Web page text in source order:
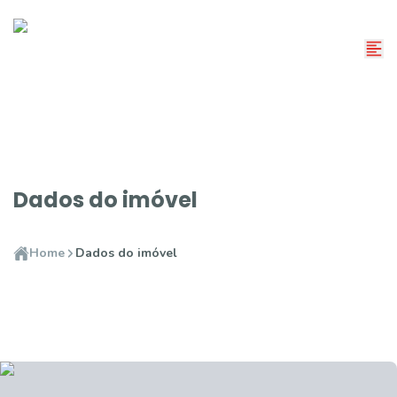
Dados do imóvel
Home Dados do imóvel